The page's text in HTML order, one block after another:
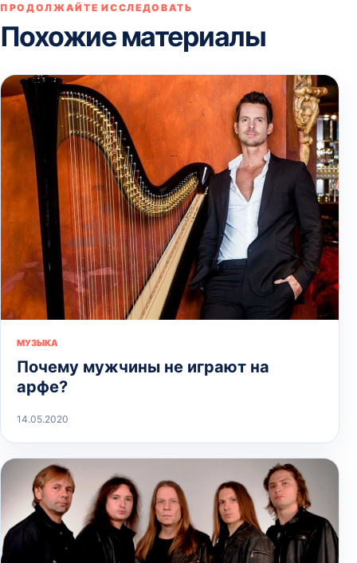
ПРОДОЛЖАЙТЕ ИССЛЕДОВАТЬ
Похожие материалы
МУЗЫКА
Почему мужчины не играют на
арфе?
14.05.2020